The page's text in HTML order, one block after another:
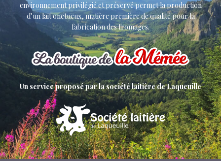
environnement privilégié et préservé permet la production
d’un lait onctueux, matière première de qualité pour la
fabrication des fromages.
Un service proposé par la société laitière de Laqueuille